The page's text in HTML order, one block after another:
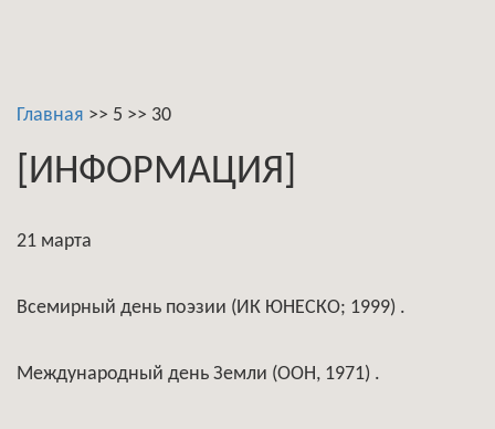
Главная >> 5 >> 30
[ИНФОРМАЦИЯ]
21 марта
Всемирный день поэзии (ИК ЮНЕСКО; 1999) .
Международный день Земли (ООН, 1971) .